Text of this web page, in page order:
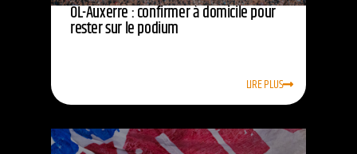
OL-Auxerre : confirmer à domicile pour
rester sur le podium
LIRE PLUS